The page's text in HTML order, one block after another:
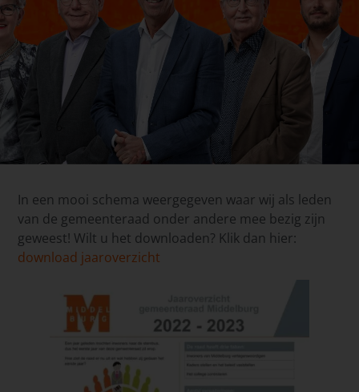
In een mooi schema weergegeven waar wij als leden
van de gemeenteraad onder andere mee bezig zijn
geweest! Wilt u het downloaden? Klik dan hier:
download jaaroverzicht